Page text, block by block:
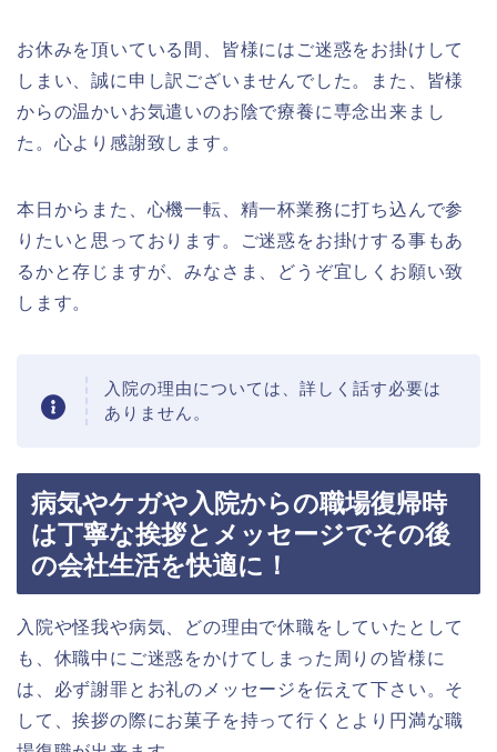
お休みを頂いている間、皆様にはご迷惑をお掛けして
しまい、誠に申し訳ございませんでした。また、皆様
からの温かいお気遣いのお陰で療養に専念出来まし
た。心より感謝致します。
本日からまた、心機一転、精一杯業務に打ち込んで参
りたいと思っております。ご迷惑をお掛けする事もあ
るかと存じますが、みなさま、どうぞ宜しくお願い致
します。
入院の理由については、詳しく話す必要は
ありません。
病気やケガや入院からの職場復帰時
は丁寧な挨拶とメッセージでその後
の会社生活を快適に！
入院や怪我や病気、どの理由で休職をしていたとして
も、休職中にご迷惑をかけてしまった周りの皆様に
は、必ず謝罪とお礼のメッセージを伝えて下さい。そ
して、挨拶の際にお菓子を持って行くとより円満な職